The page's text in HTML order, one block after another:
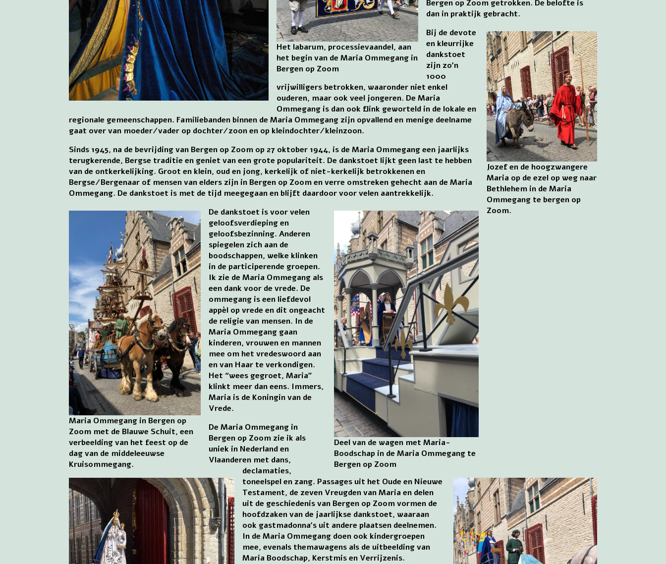
Het labarum, processievaandel, aan
het begin van de Maria Ommegang in
Bergen op Zoom
Bergen op Zoom getrokken. De belofte is
dan in praktijk gebracht.
Jozef en de hoogzwangere
Maria op de ezel op weg naar
Bethlehem in de Maria
Ommegang te bergen op
Zoom.
Bij de devote
en kleurrijke
dankstoet
zijn zo’n
1000
vrijwilligers betrokken, waaronder niet enkel
ouderen, maar ook veel jongeren. De Maria
Ommegang is dan ook flink geworteld in de lokale en
regionale gemeenschappen. Familiebanden binnen de Maria Ommegang zijn opvallend en menige deelname
gaat over van moeder/vader op dochter/zoon en op kleindochter/kleinzoon.
Sinds 1945, na de bevrijding van Bergen op Zoom op 27 oktober 1944, is de Maria Ommegang een jaarlijks
terugkerende, Bergse traditie en geniet van een grote populariteit. De dankstoet lijkt geen last te hebben
van de ontkerkelijking. Groot en klein, oud en jong, kerkelijk of niet-kerkelijk betrokkenen en
Bergse/Bergenaar of mensen van elders zijn in Bergen op Zoom en verre omstreken gehecht aan de Maria
Ommegang. De dankstoet is met de tijd meegegaan en blijft daardoor voor velen aantrekkelijk.
Maria Ommegang in Bergen op
Zoom met de Blauwe Schuit, een
verbeelding van het feest op de
dag van de middeleeuwse
Kruisommegang.
Deel van de wagen met Maria-
Boodschap in de Maria Ommegang te
Bergen op Zoom
De dankstoet is voor velen
geloofsverdieping en
geloofsbezinning. Anderen
spiegelen zich aan de
boodschappen, welke klinken
in de participerende groepen.
Ik zie de Maria Ommegang als
een dank voor de vrede. De
ommegang is een liefdevol
appèl op vrede en dit ongeacht
de religie van mensen. In de
Maria Ommegang gaan
kinderen, vrouwen en mannen
mee om het vredeswoord aan
en van Haar te verkondigen.
Het “wees gegroet, Maria”
klinkt meer dan eens. Immers,
Maria is de Koningin van de
Vrede.
De Maria Ommegang in
Bergen op Zoom zie ik als
uniek in Nederland en
Vlaanderen met dans,
declamaties,
toneelspel en zang. Passages uit het Oude en Nieuwe
Testament, de zeven Vreugden van Maria en delen
uit de geschiedenis van Bergen op Zoom vormen de
hoofdzaken van de jaarlijkse dankstoet, waaraan
ook gastmadonna’s uit andere plaatsen deelnemen.
In de Maria Ommegang doen ook kindergroepen
mee, evenals themawagens als de uitbeelding van
Maria Boodschap, Kerstmis en Verrijzenis.